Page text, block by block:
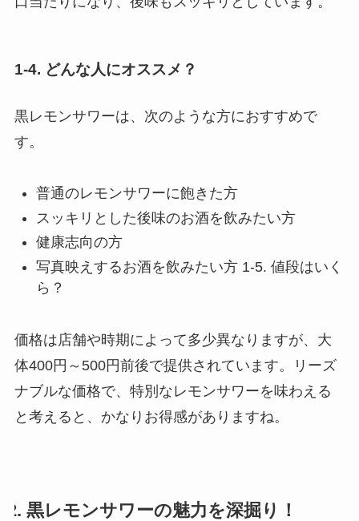
1-4. どんな人にオススメ？
黒レモンサワーは、次のような方におすすめで
す。
普通のレモンサワーに飽きた方
スッキリとした後味のお酒を飲みたい方
健康志向の方
写真映えするお酒を飲みたい方 1-5. 値段はいく
ら？
価格は店舗や時期によって多少異なりますが、大
体400円～500円前後で提供されています。リーズ
ナブルな価格で、特別なレモンサワーを味わえる
と考えると、かなりお得感がありますね。
2. 黒レモンサワーの魅力を深掘り！